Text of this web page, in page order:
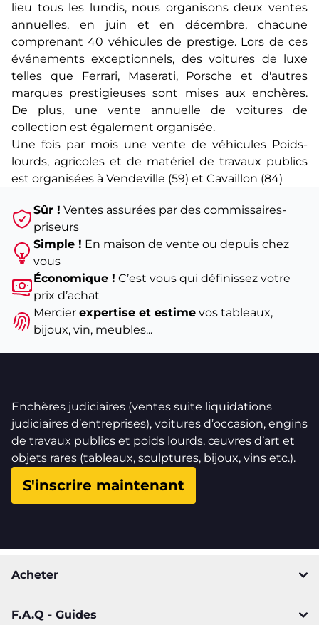
lieu tous les lundis, nous organisons deux ventes
annuelles, en juin et en décembre, chacune
comprenant 40 véhicules de prestige. Lors de ces
événements exceptionnels, des voitures de luxe
telles que Ferrari, Maserati, Porsche et d'autres
marques prestigieuses sont mises aux enchères.
De plus, une vente annuelle de voitures de
collection est également organisée.
Une fois par mois une vente de véhicules Poids-
lourds, agricoles et de matériel de travaux publics
est organisées à Vendeville (59) et Cavaillon (84)
Sûr ! Ventes assurées par des commissaires-
priseurs
Simple ! En maison de vente ou depuis chez
vous
Économique ! C’est vous qui définissez votre
prix d’achat
Mercier expertise et estimevos tableaux,
bijoux, vin, meubles...
Enchères judiciaires (ventes suite liquidations
judiciaires d’entreprises), voitures d’occasion, engins
de travaux publics et poids lourds, œuvres d’art et
objets rares (tableaux, sculptures, bijoux, vins etc.).
S'inscrire maintenant
Acheter
F.A.Q - Guides